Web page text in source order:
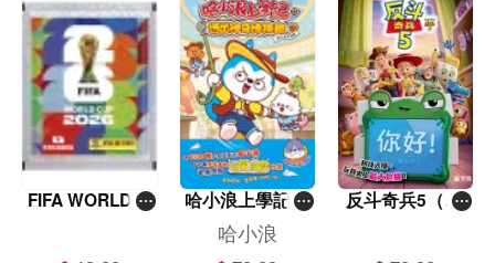
書中有八個真實個案並成功治療的分享，內容價值極高
作者為此方面的權威性專家
作者簡介
關家榮 博士 (Dr. Kwan Ka Wing, Kevin)
FIFA WORLD C
哈小浪上學記(1
3)——逃出神奇
博物館
哈小浪
反斗奇兵5（圖